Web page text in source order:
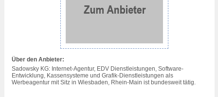
Über den Anbieter:
Sadowsky KG: Internet-Agentur, EDV Dienstleistungen, Software-
Entwicklung, Kassensysteme und Grafik-Dienstleistungen als
Werbeagentur mit Sitz in Wiesbaden, Rhein-Main ist bundesweit tätig.